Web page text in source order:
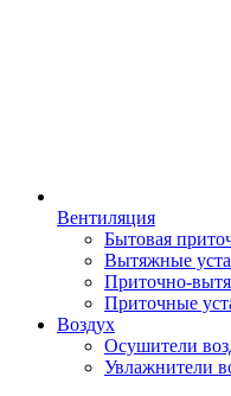
Вентиляция
Бытовая
Вытяжные
Приточно-
Приточные
Воздух
Осушители
Увлажнители